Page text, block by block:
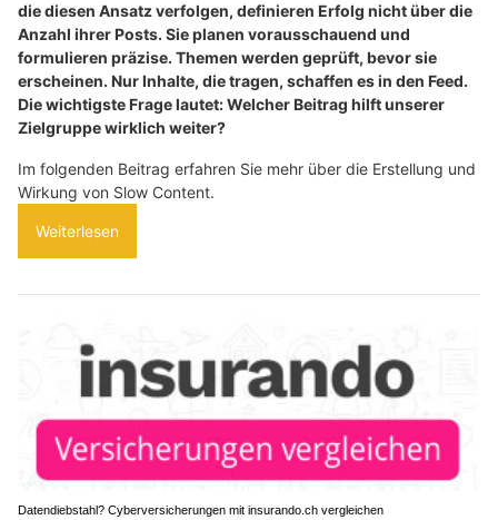
die diesen Ansatz verfolgen, definieren Erfolg nicht über die
Anzahl ihrer Posts. Sie planen vorausschauend und
formulieren präzise. Themen werden geprüft, bevor sie
erscheinen. Nur Inhalte, die tragen, schaffen es in den Feed.
Die wichtigste Frage lautet: Welcher Beitrag hilft unserer
Zielgruppe wirklich weiter?
Im folgenden Beitrag erfahren Sie mehr über die Erstellung und
Wirkung von Slow Content.
Weiterlesen
Datendiebstahl? Cyberversicherungen mit insurando.ch vergleichen